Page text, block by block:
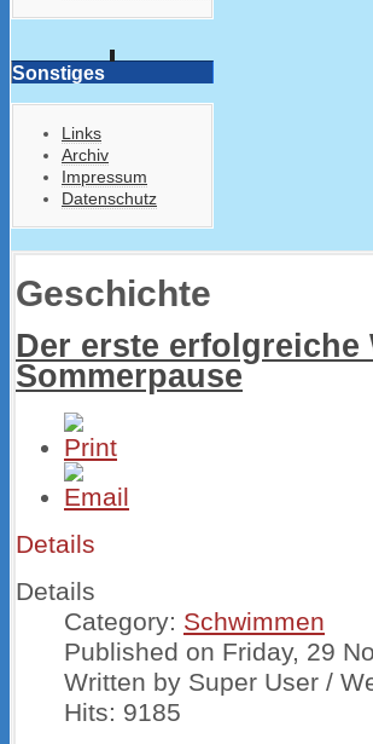
Sonstiges
Links
Archiv
Impressum
Datenschutz
Geschichte
Der erste erfolgreiche
Sommerpause
Details
Details
Category: Schwimmen
Published on Friday, 29
Written by Super User /
Hits: 9185